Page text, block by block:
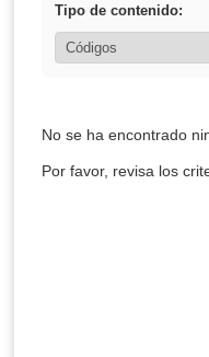
Tipo de contenido:
No se ha encontrado
Por favor, revisa los